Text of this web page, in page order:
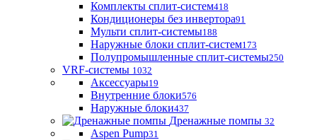
Комплекты сплит-систем418
Кондиционеры без инвертора91
Мульти сплит-системы188
Наружные блоки сплит-систем173
Полупромышленные сплит-системы250
VRF-системы 1032
Аксессуары19
Внутренние блоки576
Наружные блоки437
Дренажные помпы 32
Aspen Pump31